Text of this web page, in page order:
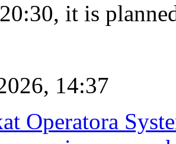
it is
14:37
Operatora